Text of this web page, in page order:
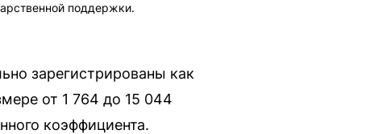
поддержки.
зарегистрированы как
от 1 764 до 15 044
коэффициента.